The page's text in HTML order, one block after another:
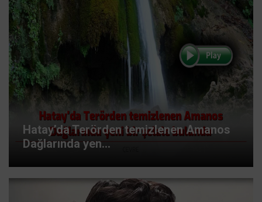
Hatay’da Terörden temizlenen Amanos
Dağlarında yen...